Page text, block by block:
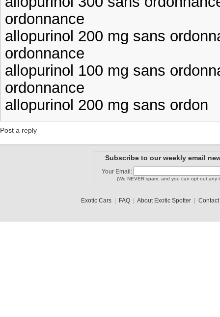
ordonnance
allopurinol 200 mg sans
ordonnance
allopurinol 100 mg sans
ordonnance
allopurinol 200 mg sans ordon
Post a reply
Subscribe to our weekly email
Your Email:
(We NEVER spam, and you can opt out any
Exotic Cars| FAQ| About Exotic Spotter| Contact